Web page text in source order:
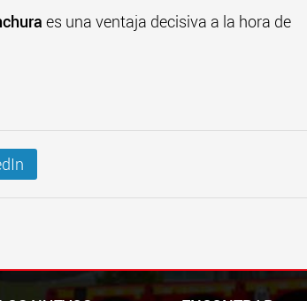
es una ventaja decisiva a la hora de